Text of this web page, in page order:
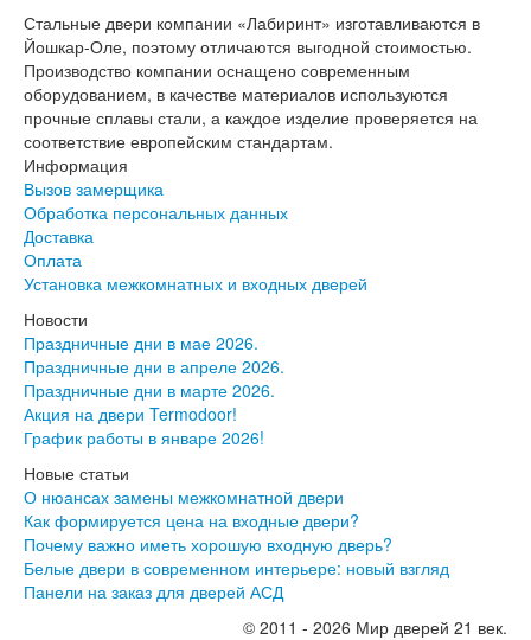
Двери Аргус
Тамбурные двери
Межкомнатные двери
Двери Альберо
Альянс
Вест
Геометрия
Графика
Лайн
Мегаполис ГЛ
Неоклассика Про
Скин
Тренд
Двери ВанМарк
Шпон текстурированный
Серия София
Эмаль
Серия Дебют
Серия Нео
Серия Симпл
Серия Синди
Стальные двери компании «Лабиринт» изготавливаются в
Йошкар-Оле, поэтому отличаются выгодной стоимостью.
Производство компании оснащено современным
оборудованием, в качестве материалов используются
прочные сплавы стали, а каждое изделие проверяется на
соответствие европейским стандартам.
Информация
Вызов замерщика
Обработка персональных данных
Доставка
Оплата
Установка межкомнатных и входных дверей
Новости
Праздничные дни в мае 2026.
Праздничные дни в апреле 2026.
Праздничные дни в марте 2026.
Акция на двери Termodoor!
График работы в январе 2026!
Новые статьи
О нюансах замены межкомнатной двери
Как формируется цена на входные двери?
Почему важно иметь хорошую входную дверь?
Белые двери в современном интерьере: новый взгляд
Панели на заказ для дверей АСД
© 2011 - 2026 Мир дверей 21 век.